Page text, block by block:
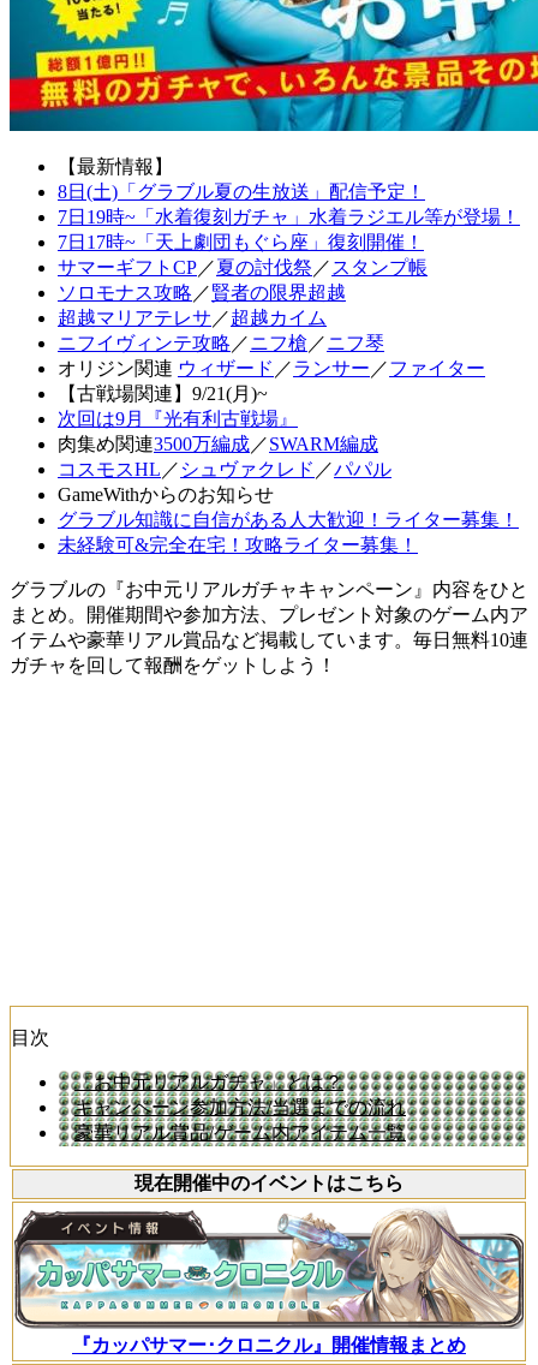
【最新情報】
8日(土)「グラブル夏の生放送」配信予定！
7日19時~「水着復刻ガチャ」水着ラジエル等が登場！
7日17時~「天上劇団もぐら座」復刻開催！
サマーギフトCP／夏の討伐祭 ／ スタンプ帳
ソロモナス攻略 ／賢者の限界超越
超越マリアテレサ ／超越カイム
ニフイヴィンテ攻略 ／ニフ槍 ／ニフ琴
オリジン関連 ウィザード ／ランサー ／ファイター
【古戦場関連】9/21(月)~
次回は9月『光有利古戦場』
肉集め関連3500万編成／SWARM編成
コスモスHL ／ シュヴァクレド ／パパル
GameWithからのお知らせ
グラブル知識に自信がある人大歓迎！ライター募集！
未経験可&完全在宅！攻略ライター募集！
グラブルの『お中元リアルガチャキャンペーン』内容をひと
まとめ。開催期間や参加方法、プレゼント対象のゲーム内ア
イテムや豪華リアル賞品など掲載しています。毎日無料10連
ガチャを回して報酬をゲットしよう！
目次
「お中元リアルガチャ」とは？
キャンペーン参加方法/当選までの流れ
豪華リアル賞品/ゲーム内アイテム一覧
現在開催中のイベントはこちら
『カッパサマー･クロニクル』開催情報まとめ